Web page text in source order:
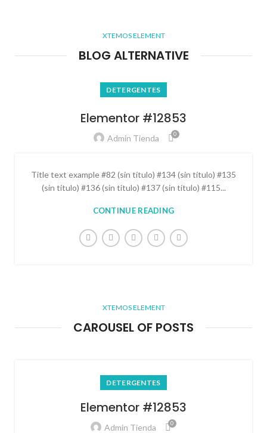
XTEMOS ELEMENT
BLOG ALTERNATIVE
DETERGENTES
Elementor #12853
Admin Tienda 0
Title text example #82 (sin título) #134 (sin título) #135
(sin título) #136 (sin título) #137 (sin título) #115...
CONTINUE READING
XTEMOS ELEMENT
CAROUSEL OF POSTS
DETERGENTES
Elementor #12853
Admin Tienda 0